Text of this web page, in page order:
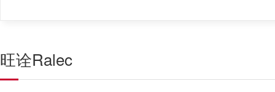
旺诠Ralec